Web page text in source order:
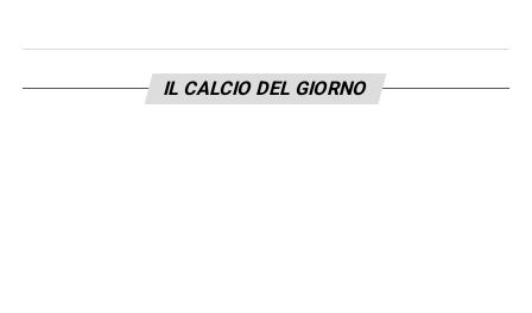
IL CALCIO DEL GIORNO